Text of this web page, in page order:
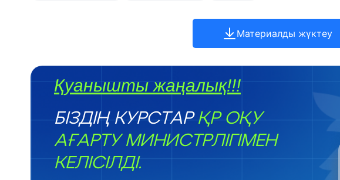
Материалды жүктеу
Қуанышты жаңалық!!!
БІЗДІҢ КУРСТАР ҚР ОҚУ
АҒАРТУ МИНИСТРЛІГІМЕН
КЕЛІСІЛДІ.